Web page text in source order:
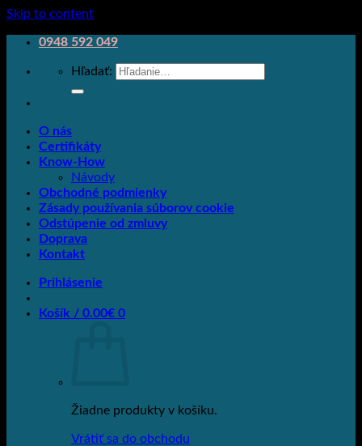
Skip to content
0948 592 049
Hľadať:
O nás
Certifikáty
Know-How
Návody
Obchodné podmienky
Zásady používania súborov cookie
Odstúpenie od zmluvy
Doprava
Kontakt
Prihlásenie
Košík / 0.00€ 0
Žiadne produkty v košíku.
Vrátiť sa do obchodu